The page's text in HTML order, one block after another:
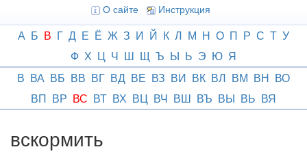
О сайте Инструкция
А Б В Г Д Е Ё Ж З И Й К Л М Н О П Р С Т У
Ф Х Ц Ч Ш Щ Ъ Ы Ь Э Ю Я
В ВА ВБ ВВ ВГ ВД ВЕ ВЗ ВИ ВК ВЛ ВМ ВН ВО
ВП ВР ВС ВТ ВХ ВЦ ВЧ ВШ ВЪ ВЫ ВЬ ВЯ
вскормить